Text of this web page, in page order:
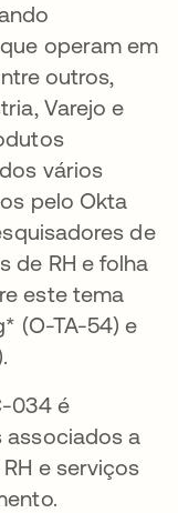
operam em
outros,
Varejo e
vários
pelo Okta
de
de RH e folha
este tema
(O-TA-54) e
034 é
associados a
e serviços